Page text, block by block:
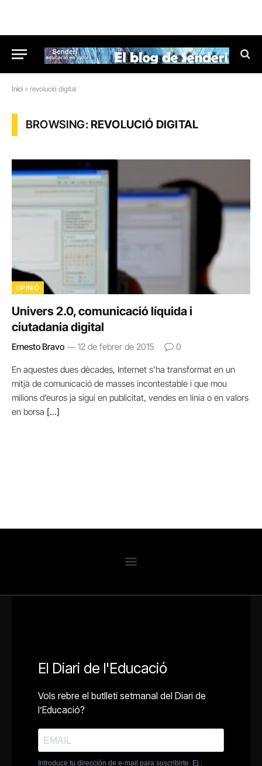
Inici » revolució digital
BROWSING:REVOLUCIÓ DIGITAL
OPINIÓ
Univers 2.0, comunicació líquida i
ciutadania digital
Ernesto Bravo 12 de febrer de 2015 0
En aquestes dues dècades, Internet s’ha transformat en un
mitjà de comunicació de masses incontestable i que mou
milions d’euros ja sigui en publicitat, vendes en línia o en valors
en borsa […]